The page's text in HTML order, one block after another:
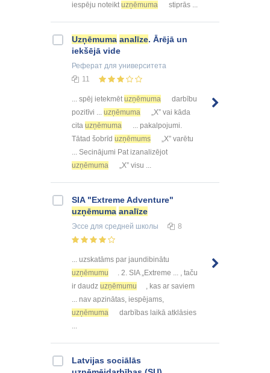
iespēju noteiktuzņēmuma stiprās ...
Uzņēmuma analīze. Ārējā un
iekšējā vide
Реферат для университета
11
... spēj ietekmētuzņēmuma
darbību
pozitīvi ... uzņēmuma
„X” vai kāda
cita uzņēmuma
... pakalpojumi.
Tātad šobrīd uzņēmums
„X” varētu
... Secinājumi Pat izanalizējot
uzņēmuma
„X” visu ...
SIA "Extreme Adventure"
uzņēmuma analīze
Эссе для средней школы 8
... uzskatāms par jaundibinātu
uzņēmumu
. 2. SIA „Extreme ... , taču
ir daudz uzņēmumu
, kas ar saviem
... nav apzinātas, iespējams,
uzņēmuma
darbības laikā atklāsies
...
Latvijas sociālās